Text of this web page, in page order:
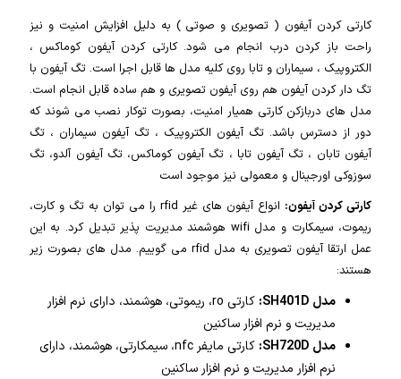
کارتی کردن آیفون ( تصویری و صوتی ) به دلیل افزایش امنیت و نیز
راحت باز کردن درب انجام می شود. کارتی کردن آیفون کوماکس ،
الکتروپیک ، سیماران و تابا روی کلیه مدل ها قابل اجرا است. تگ آیفون با
تگ دار کردن آیفون هم روی آیفون تصویری و هم ساده قابل انجام است.
مدل های دربازکن کارتی همیار امنیت، بصورت توکار نصب می شوند که
دور از دسترس باشد. تگ آیفون الکتروپیک ، تگ آیفون سیماران ، تگ
آیفون تابان ، تگ آیفون تابا ، تگ آیفون کوماکس، تگ آیفون آلدو، تگ
سوزوکی اورجینال و معمولی نیز موجود است
کارتی کردن آیفون:
انواع آیفون های غیر rfid را می توان به تگ و کارت،
ریموت، سیمکارت و مدل wifi هوشمند مدیریت پذیر تبدیل کرد. به این
عمل ارتقا آیفون تصویری به مدل rfid می گوییم. مدل های بصورت زیر
هستند:
مدل SH401D:
کارتی ro، ریموتی، هوشمند، دارای نرم افزار
مدیریت و نرم افزار ساکنین
مدل SH720D:
کارتی مایفر nfc، سیمکارتی، هوشمند، دارای
نرم افزار مدیریت و نرم افزار ساکنین